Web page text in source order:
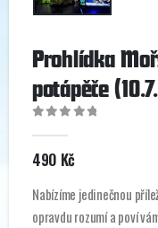
Prohlídka
potápěče
490 Kč
Nabízíme jedinečnou
opravdu rozumí a poví